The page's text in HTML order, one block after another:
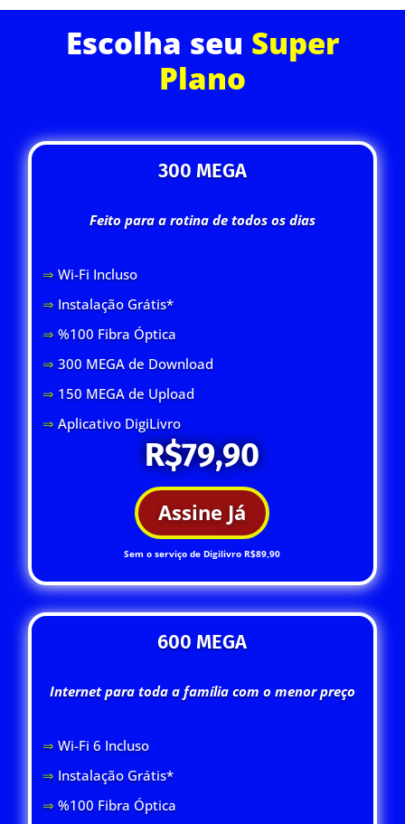
Escolha seu Super
Plano
300 MEGA
Feito para a rotina de todos os dias
⇒ Wi-Fi Incluso
⇒ Instalação Grátis*
⇒ %100 Fibra Óptica
⇒ 300 MEGA de Download
⇒ 150 MEGA de Upload
⇒Aplicativo DigiLivro
R$79,90
Assine Já
Sem o serviço de Digilivro R$89,90
600 MEGA
Internet para toda a família com o menor preço
⇒ Wi-Fi 6 Incluso
⇒ Instalação Grátis*
⇒ %100 Fibra Óptica